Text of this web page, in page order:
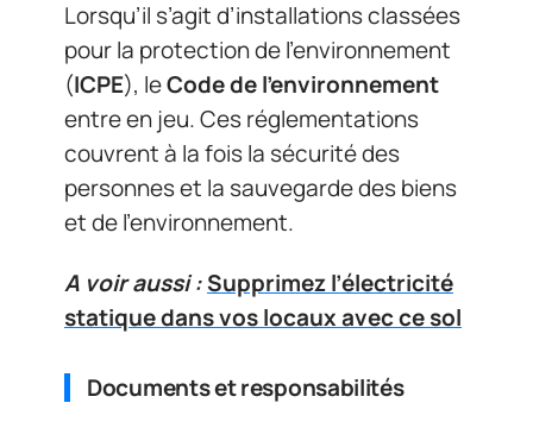
Lorsqu’il s’agit d’installations classées
pour la protection de l’environnement
(ICPE), leCode de l’environnement
entre en jeu. Ces réglementations
couvrent à la fois la sécurité des
personnes et la sauvegarde des biens
et de l’environnement.
A voir aussi :Supprimez l’électricité
statique dans vos locaux avec ce sol
Documents et responsabilités